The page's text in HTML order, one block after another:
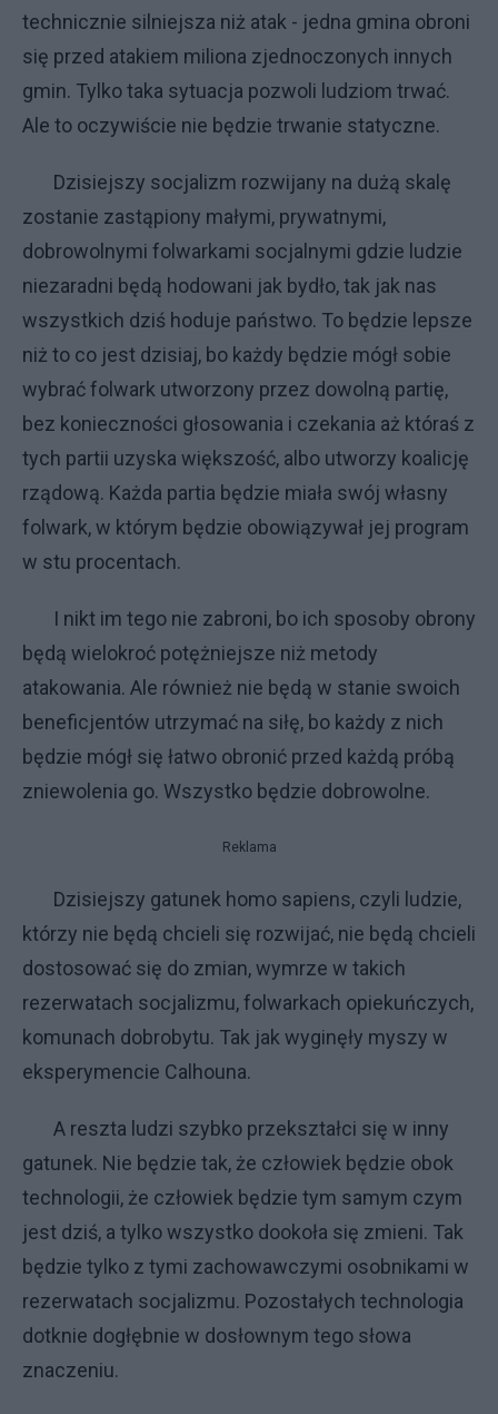
technicznie silniejsza niż atak - jedna gmina obroni
się przed atakiem miliona zjednoczonych innych
gmin. Tylko taka sytuacja pozwoli ludziom trwać.
Ale to oczywiście nie będzie trwanie statyczne.
Dzisiejszy socjalizm rozwijany na dużą skalę
zostanie zastąpiony małymi, prywatnymi,
dobrowolnymi folwarkami socjalnymi gdzie ludzie
niezaradni będą hodowani jak bydło, tak jak nas
wszystkich dziś hoduje państwo. To będzie lepsze
niż to co jest dzisiaj, bo każdy będzie mógł sobie
wybrać folwark utworzony przez dowolną partię,
bez konieczności głosowania i czekania aż któraś z
tych partii uzyska większość, albo utworzy koalicję
rządową. Każda partia będzie miała swój własny
folwark, w którym będzie obowiązywał jej program
w stu procentach.
I nikt im tego nie zabroni, bo ich sposoby obrony
będą wielokroć potężniejsze niż metody
atakowania. Ale również nie będą w stanie swoich
beneficjentów utrzymać na siłę, bo każdy z nich
będzie mógł się łatwo obronić przed każdą próbą
zniewolenia go. Wszystko będzie dobrowolne.
Reklama
Dzisiejszy gatunek homo sapiens, czyli ludzie,
którzy nie będą chcieli się rozwijać, nie będą chcieli
dostosować się do zmian, wymrze w takich
rezerwatach socjalizmu, folwarkach opiekuńczych,
komunach dobrobytu. Tak jak wyginęły myszy w
eksperymencie Calhouna.
A reszta ludzi szybko przekształci się w inny
gatunek. Nie będzie tak, że człowiek będzie obok
technologii, że człowiek będzie tym samym czym
jest dziś, a tylko wszystko dookoła się zmieni. Tak
będzie tylko z tymi zachowawczymi osobnikami w
rezerwatach socjalizmu. Pozostałych technologia
dotknie dogłębnie w dosłownym tego słowa
znaczeniu.